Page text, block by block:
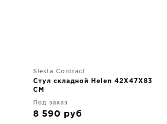
Siesta Contract
Стул складной Helen 42X47X83
CM
Под заказ
8 590 руб